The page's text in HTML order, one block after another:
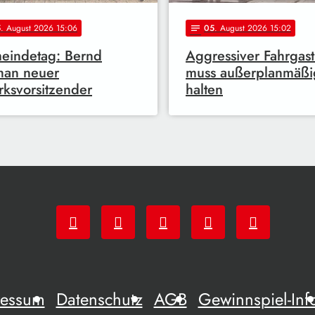
. August 2026 15:06
Bernd
neuer
notes 05. August 2026 15:02
Aggressiver
muss
halten
Datenschutz AGB Gewinnspiel-